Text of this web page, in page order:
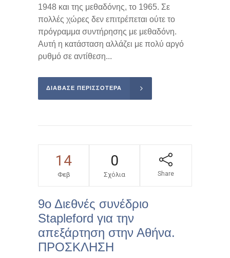
1948 και της μεθαδόνης, το 1965. Σε
πολλές χώρες δεν επιτρέπεται ούτε το
πρόγραμμα συντήρησης με μεθαδόνη.
Αυτή η κατάσταση αλλάζει με πολύ αργό
ρυθμό σε αντίθεση...
ΔΙΑΒΑΣΕ ΠΕΡΙΣΣΌΤΕΡΑ
14
Φεβ
0
Σχόλια Share
9ο Διεθνές συνέδριο
Stapleford για την
απεξάρτηση στην Αθήνα.
ΠΡΟΣΚΛΗΣΗ